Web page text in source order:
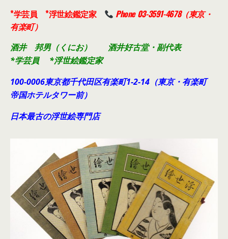
*学芸員 *浮世絵鑑定家
Phone 03-3591-4678（東京・
有楽町）
酒井 邦男（くにお） 酒井好古堂・副代表
*学芸員 *浮世絵鑑定家
100-0006東京都千代田区有楽町1-2-14（東京・有楽町
帝国ホテルタワー前）
日本最古の浮世絵専門店